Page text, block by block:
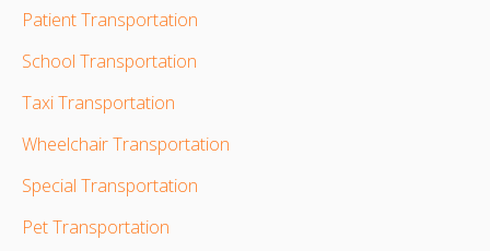
Patient Transportation
School Transportation
Taxi Transportation
Wheelchair Transportation
Special Transportation
Pet Transportation